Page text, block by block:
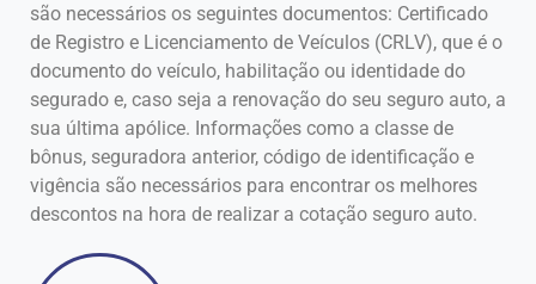
são necessários os seguintes documentos: Certificado
de Registro e Licenciamento de Veículos (CRLV), que é o
documento do veículo, habilitação ou identidade do
segurado e, caso seja a renovação do seu seguro auto, a
sua última apólice. Informações como a classe de
bônus, seguradora anterior, código de identificação e
vigência são necessários para encontrar os melhores
descontos na hora de realizar a cotação seguro auto.